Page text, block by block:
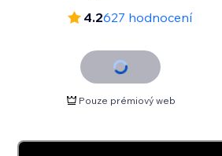
4.2627 hodnocení
Pouze prémiový web